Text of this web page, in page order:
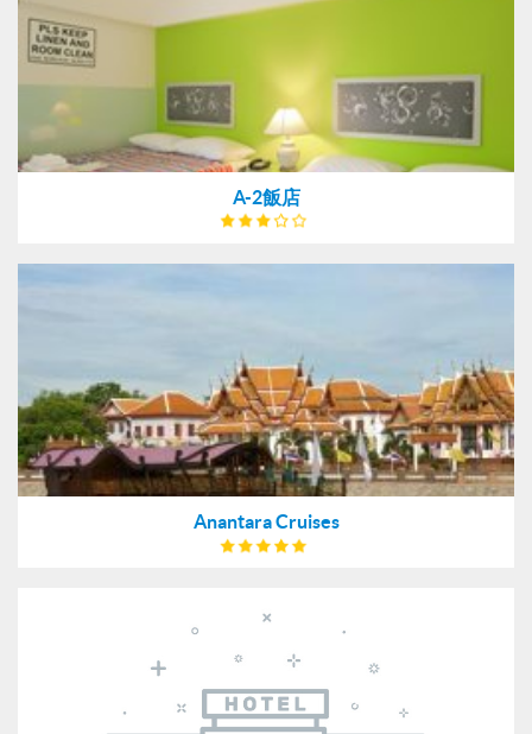
A-2飯店
Anantara Cruises